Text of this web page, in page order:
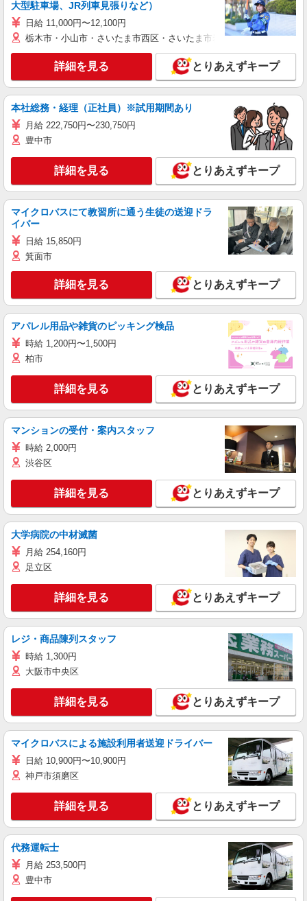
大型駐車場、JR列車見張りなど）
日給 11,000円〜12,100円
栃木市・小山市・さいたま市西区・さいたま市岩槻区・久喜市・蓮田
詳細を見る とりあえずキープ
本社総務・経理（正社員）※試用期間あり
月給 222,750円〜230,750円
豊中市
詳細を見る とりあえずキープ
マイクロバスにて教習所に通う生徒の送迎ドラ
イバー
日給 15,850円
箕面市
詳細を見る とりあえずキープ
アパレル用品や雑貨のピッキング検品
時給 1,200円〜1,500円
柏市
詳細を見る とりあえずキープ
マンションの受付・案内スタッフ
時給 2,000円
渋谷区
詳細を見る とりあえずキープ
大学病院の中材滅菌
月給 254,160円
足立区
詳細を見る とりあえずキープ
レジ・商品陳列スタッフ
時給 1,300円
大阪市中央区
詳細を見る とりあえずキープ
マイクロバスによる施設利用者送迎ドライバー
日給 10,900円〜10,900円
神戸市須磨区
詳細を見る とりあえずキープ
代務運転士
月給 253,500円
豊中市